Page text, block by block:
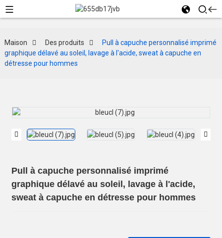
Maison Des produits
Pull à capuche personnalisé imprimé
graphique délavé au soleil, lavage à l'acide, sweat à capuche en
détresse pour hommes
Pull à capuche personnalisé imprimé
graphique délavé au soleil, lavage à l'acide,
sweat à capuche en détresse pour hommes